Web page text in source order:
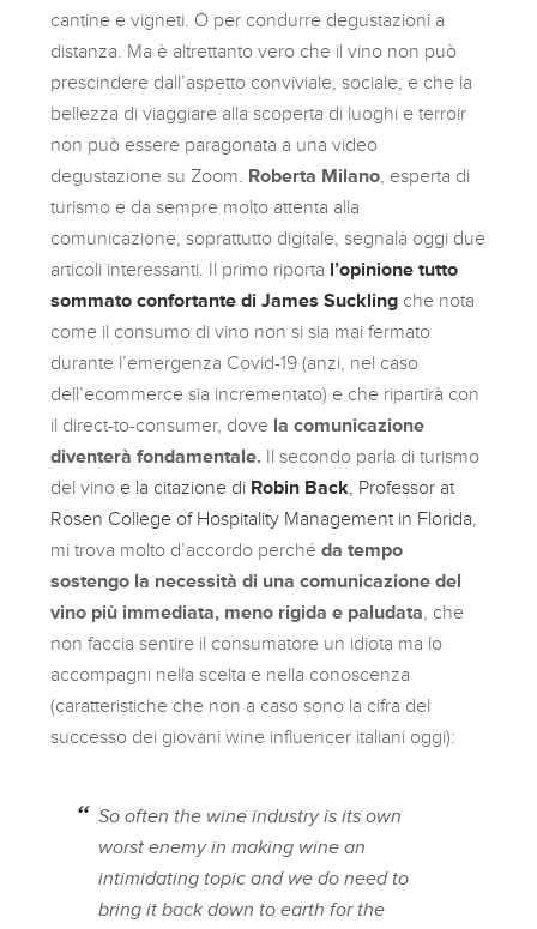
cantine e vigneti. O per condurre degustazioni a
distanza. Ma è altrettanto vero che il vino non può
prescindere dall’aspetto conviviale, sociale, e che la
bellezza di viaggiare alla scoperta di luoghi e terroir
non può essere paragonata a una video
degustazione su Zoom. Roberta Milano , esperta di
turismo e da sempre molto attenta alla
comunicazione, soprattutto digitale, segnala oggi due
articoli interessanti. Il primo riporta l’opinione tutto
sommato confortante di James Suckling che nota
come il consumo di vino non si sia mai fermato
durante l’emergenza Covid-19 (anzi, nel caso
dell’ecommerce sia incrementato) e che ripartirà con
il direct-to-consumer, dove la comunicazione
diventerà fondamentale. Il secondo parla di turismo
del vino e la citazione di Robin Back , Professor at
Rosen College of Hospitality Management in Florida
mi trova molto d’accordo perchéda tempo
sostengo la necessità di una comunicazione del
vino più immediata, meno rigida e paludata , che
non faccia sentire il consumatore un idiota ma lo
accompagni nella scelta e nella conoscenza
(caratteristiche che non a caso sono la cifra del
successo dei giovani wine influencer italiani oggi):
So often the wine industry is its own
worst enemy in making wine an
intimidating topic and we do need to
bring it back down to earth for the